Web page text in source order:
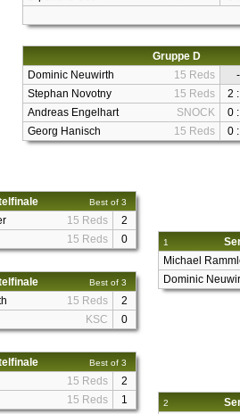
Gruppe D
Dominic Neuwirth
15 Reds
-
Stephan Novotny
15 Reds
2
Andreas Engelhart
SNOCK
0
Georg Hanisch
15 Reds 0
Best of 3
15 Reds
2
15 Reds 0
Best of 3
15 Reds
2
KSC 0
Best of 3
15 Reds
2
15 Reds 1
1
Michael
Dominic
2